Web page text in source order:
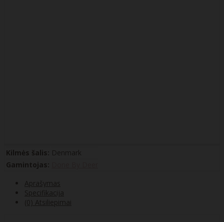
Kilmės šalis: Denmark
Gamintojas:
Aprašymas
Specifikacija
(0) Atsiliepimai